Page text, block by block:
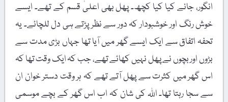
انگور، جانے کیا کیا کچھ۔ پھل بھی اعلیٰ قسم کے تھے۔ ایسے
خوش رنگ اور خوشبودار کہ دور سے نظر پڑتے ہی دل للچائے۔ یہ
تحفہ اتفاق سے ایک ایسے گھر میں آیا تھا جہاں بڑی مدت سے
بڑوں اور بچوں نے پھل نہیں کھائے تھے، جب کہ ایک وقت تھا کہ
اس گھر میں کثرت سے پھل آتے تھے کہ ہر وقت دستر خوان ان
سے سجا رہتا تھا۔ اللہ کی شان کہ اب اس گھر کے بچے موسمی